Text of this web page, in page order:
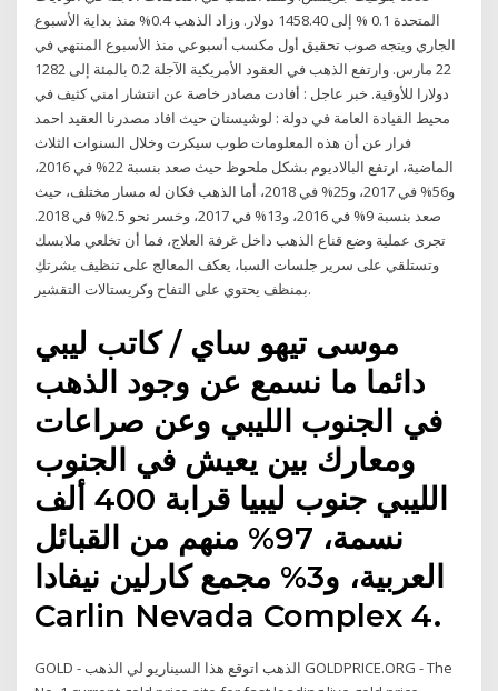
المتحدة 0.1 % إلى 1458.40 دولار. وزاد الذهب 0.4% منذ بداية الأسبوع
الجاري ويتجه صوب تحقيق أول مكسب أسبوعي منذ الأسبوع المنتهي في
22 مارس. وارتفع الذهب في العقود الأمريكية الآجلة 0.2 بالمئة إلى 1282
دولارا للأوقية. خبر عاجل : أفادت مصادر خاصة عن انتشار امني كثيف في
محيط القيادة العامة في دولة : لوشيستان حيث افاد مصدرنا العقيد احمد
فرار عن أن هذه المعلومات طوب سيكرت وخلال السنوات الثلاث
الماضية، ارتفع البالاديوم بشكل ملحوظ حيث صعد بنسبة 22% في 2016،
و56% في 2017، و25% في 2018، أما الذهب فكان له مسار مختلف، حيث
صعد بنسبة 9% في 2016، و13% في 2017، وخسر نحو 2.5% في 2018.
تجرى عملية وضع قناع الذهب داخل غرفة العلاج، فما أن تخلعي ملابسك
وتستلقي على سرير جلسات السبا، يعكف المعالج على تنظيف بشرتكِ
بمنظف يحتوي على التفاح وكريستالات التقشير.
موسى تيهو ساي / كاتب ليبي
دائما ما نسمع عن وجود الذهب
في الجنوب الليبي وعن صراعات
ومعارك بين يعيش في الجنوب
الليبي جنوب ليبيا قرابة 400 ألف
نسمة، 97% منهم من القبائل
العربية، و3% مجمع كارلين نيفادا
Carlin Nevada Complex 4.
GOLD - الذهب اتوقع هذا السيناريو لي الذهب GOLDPRICE.ORG - The